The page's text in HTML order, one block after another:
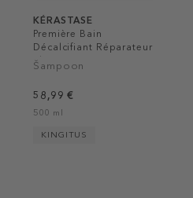
KÉRASTASE
Première Bain
Décalcifiant Réparateur
Shampoo
Šampoon
58,99 €
500 ml
KINGITUS